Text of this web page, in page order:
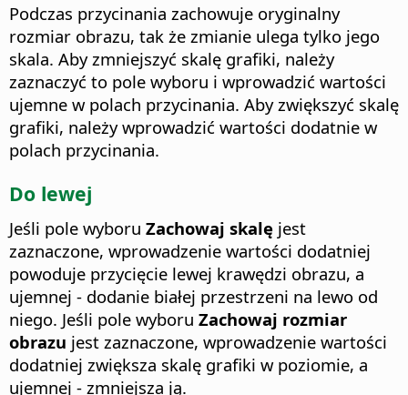
Podczas przycinania zachowuje oryginalny
rozmiar obrazu, tak że zmianie ulega tylko jego
skala. Aby zmniejszyć skalę grafiki, należy
zaznaczyć to pole wyboru i wprowadzić wartości
ujemne w polach przycinania. Aby zwiększyć skalę
grafiki, należy wprowadzić wartości dodatnie w
polach przycinania.
Do lewej
Jeśli pole wyboru Zachowaj skalę jest
zaznaczone, wprowadzenie wartości dodatniej
powoduje przycięcie lewej krawędzi obrazu, a
ujemnej - dodanie białej przestrzeni na lewo od
niego. Jeśli pole wyboru Zachowaj rozmiar
obrazu jest zaznaczone, wprowadzenie wartości
dodatniej zwiększa skalę grafiki w poziomie, a
ujemnej - zmniejsza ją.